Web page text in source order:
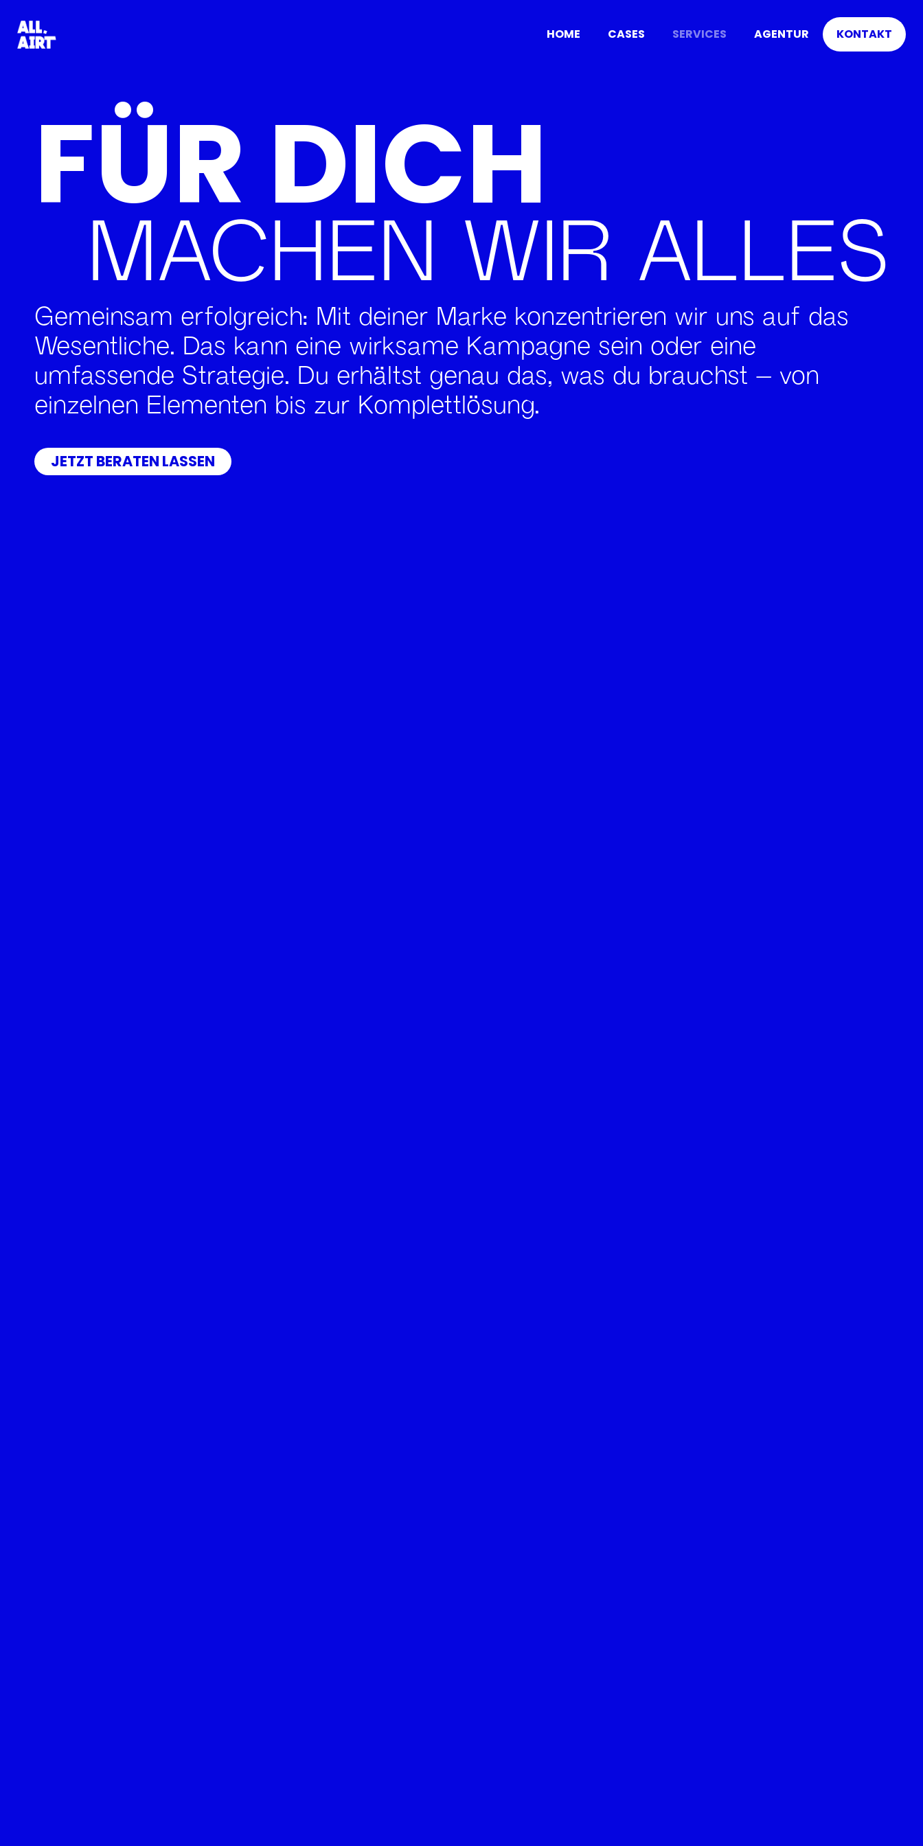
HOME CASES SERVICES AGENTUR KONTAKT
FÜR DICH
MACHEN WIR ALLES
Gemeinsam erfolgreich: Mit deiner Marke konzentrieren wir uns auf das
Wesentliche. Das kann eine wirksame Kampagne sein oder eine
umfassende Strategie. Du erhältst genau das, was du brauchst – von
einzelnen Elementen bis zur Komplettlösung.
JETZT BERATEN LASSEN